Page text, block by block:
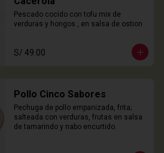
Pescado cocido con tofu mix de
verduras y hongos , en salsa de ostion
S/ 49.00
Pollo Cinco Sabores
Pechuga de pollo empanizada, frita;
salteada con verduras, frutas en salsa
de tamarindo y nabo encurtido.